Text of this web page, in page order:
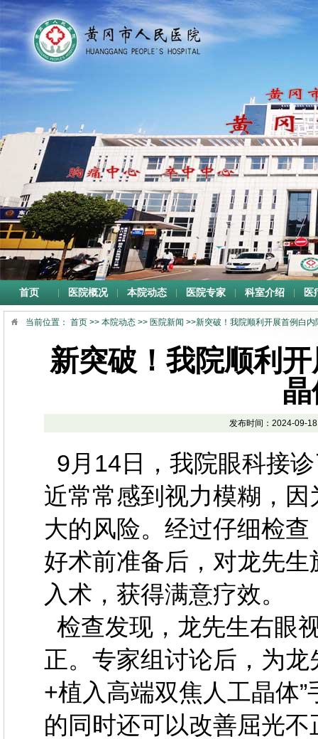
首页 医院概况 本院动态 医院专家 科室介绍 医
当前位置： 首页 >> 本院动态 >> 医院新闻 >>新突破！我院顺利开展首例白
新突破！我院顺利
发布时间：2024-09-
9月14日，我院眼科接
近常常感到视力模糊，
大的风险。经过仔细检查
好术前准备后，对龙先
入术，获得满意疗效。
检查发现，龙先生右眼
正。专家组讨论后，为
+植入高端双焦人工晶体
的同时还可以改善屈光不